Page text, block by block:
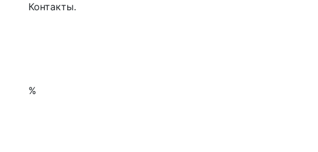
Контакты.
%